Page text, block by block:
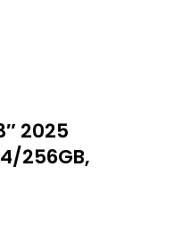
2025
256GB,